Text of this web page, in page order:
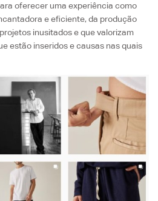
oferecer uma experiência como
e eficiente, da produção
inusitados e que valorizam
estão inseridos e causas nas quais